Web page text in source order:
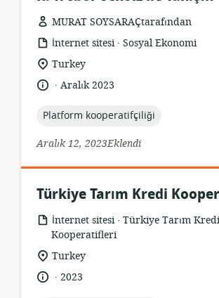
MURAT SOYSARAÇtarafından
Kaynak
formatı:
İnternet sitesi .
yayıncı:
Sosyal Ekonomi
Uygunluk
konumu:
Turkey
Dil: .
YayınAralık 2023
topic:
Platform kooperatifçiliği
Aralık 12, 2023Eklendi
Türkiye Tarım Kredi
Kaynak
formatı:
İnternet sitesi .
yayıncı:
Türkiye Tarım Kredi
Kooperatifleri
Uygunluk
konumu:
Turkey
Dil: .
Yayın2023